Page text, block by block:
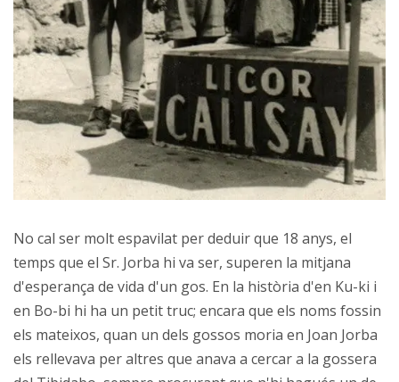
No cal ser molt espavilat per deduir que 18 anys, el
temps que el Sr. Jorba hi va ser, superen la mitjana
d'esperança de vida d'un gos. En la història d'en Ku-ki i
en Bo-bi hi ha un petit truc; encara que els noms fossin
els mateixos, quan un dels gossos moria en Joan Jorba
els rellevava per altres que anava a cercar a la gossera